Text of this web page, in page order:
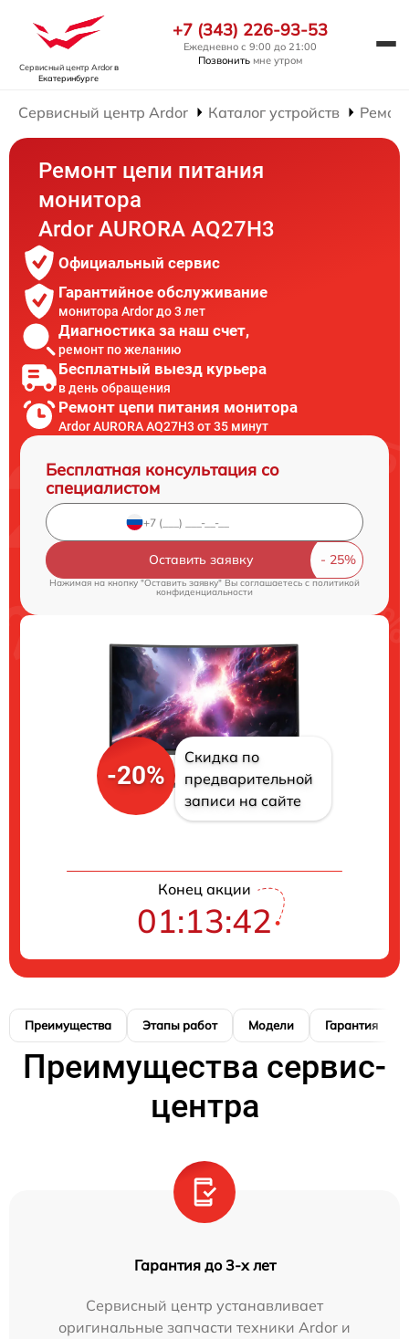
Сервисный центр Ardorв
Екатеринбурге
+7 (343) 226-93-53
Ежедневно с 9:00 до 21:00
Позвонить мне утром
Сервисный центр Ardor Каталог устройств
Ремонт цепи питания
монитора
Ardor AURORA AQ27H3
Официальный сервис
Гарантийное обслуживание
монитора Ardor до 3 лет
Диагностика за наш счет,
ремонт по желанию
Бесплатный выезд курьера
в день обращения
Ремонт цепи питания монитора
Ardor AURORA AQ27H3 от 35 минут
Бесплатная консультация со
специалистом
Оставить заявку
Нажимая на кнопку "Оставить заявку" Вы соглашаетесь cполитикой
конфиденциальности
-20%
Скидка по
предварительной
записи на сайте
Конец акции
01:13:42
Преимущества Этапы работ Модели Гарантия
Преимущества сервис-
центра
Гарантия до 3-х лет
Сервисный центр устанавливает
оригинальные запчасти техники Ardor и